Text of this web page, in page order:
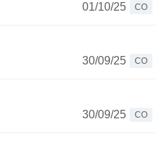
01/10/25
CO
30/09/25
CO
30/09/25
CO